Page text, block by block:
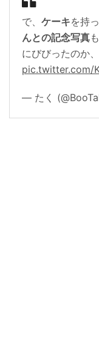
で、 ケーキを持
んとの記念写真
にびびったのか
pic.twitter.com/
— たく